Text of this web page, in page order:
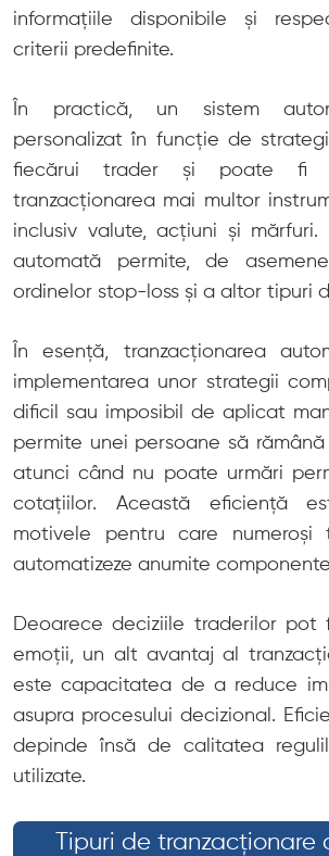
informațiile disponibile și
criterii predefinite.
În practică, un sistem
personalizat în funcție de
fiecărui trader și poate fi
tranzacționarea mai multor
inclusiv valute, acțiuni și mărfuri.
automată permite, de
ordinelor stop-loss și a altor tipuri
În esență, tranzacționarea
implementarea unor strategii
dificil sau imposibil de aplicat
permite unei persoane să
atunci când nu poate urmări
cotațiilor. Această eficiență
motivele pentru care numeroși
automatizeze anumite
Deoarece deciziile traderilor pot
emoții, un alt avantaj al
este capacitatea de a reduce
asupra procesului decizional.
depinde însă de calitatea
utilizate.
Tipuri de tranzacționare